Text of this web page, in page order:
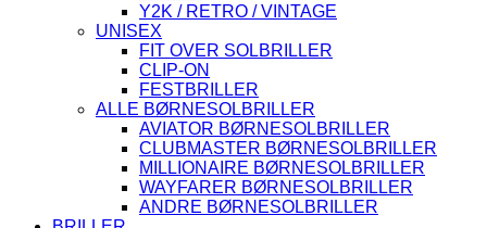
Y2K / RETRO / VINTAGE
UNISEX
FIT OVER SOLBRILLER
CLIP-ON
FESTBRILLER
ALLE BØRNESOLBRILLER
AVIATOR BØRNESOLBRILLER
CLUBMASTER BØRNESOLBRILLER
MILLIONAIRE BØRNESOLBRILLER
WAYFARER BØRNESOLBRILLER
ANDRE BØRNESOLBRILLER